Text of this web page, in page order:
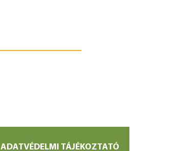
ADATVÉDELMI TÁJÉKOZTATÓ